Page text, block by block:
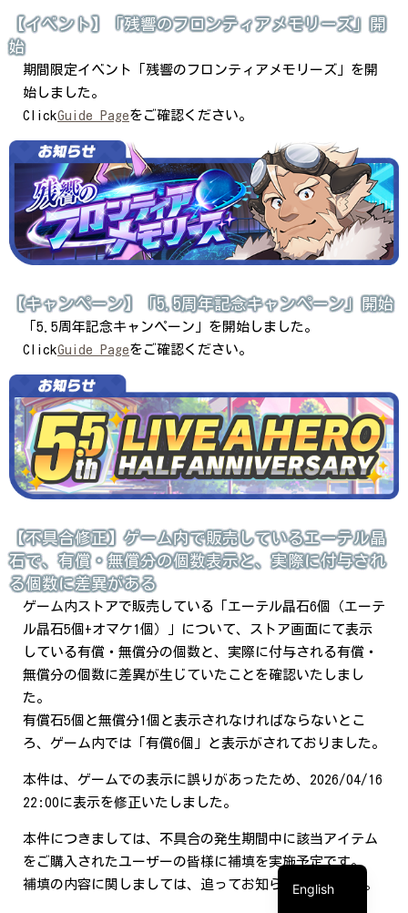
【イベント】「残響のフロンティアメモリーズ」開
始
期間限定イベント「残響のフロンティアメモリーズ」を開
始しました。
ClickGuide Pageをご確認ください。
【キャンペーン】「5.5周年記念キャンペーン」開始
「5.5周年記念キャンペーン」を開始しました。
ClickGuide Pageをご確認ください。
【不具合修正】ゲーム内で販売しているエーテル晶
石で、有償・無償分の個数表示と、実際に付与され
る個数に差異がある
ゲーム内ストアで販売している「エーテル晶石6個（エーテ
ル晶石5個+オマケ1個）」について、ストア画面にて表示
している有償・無償分の個数と、実際に付与される有償・
無償分の個数に差異が生じていたことを確認いたしまし
た。
有償石5個と無償分1個と表示されなければならないとこ
ろ、ゲーム内では「有償6個」と表示がされておりました。
本件は、ゲームでの表示に誤りがあったため、2026/04/16
22:00に表示を修正いたしました。
本件につきましては、不具合の発生期間中に該当アイテム
をご購入されたユーザーの皆様に補填を実施予定です。
補填の内容に関しましては、追ってお知らせいたします。
English
日本語
简体中文